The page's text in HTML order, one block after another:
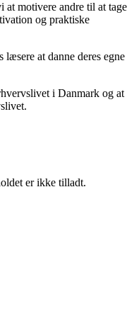
motivere andre til at tage
og praktiske
at danne deres egne
i Danmark og at
er ikke tilladt.